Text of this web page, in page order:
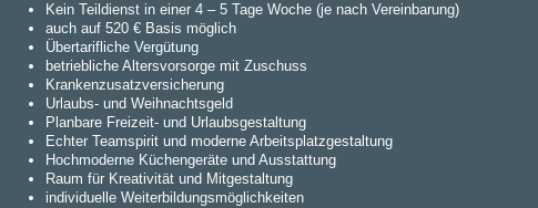
Kein Teildienst in einer 4 – 5 Tage Woche (je nach Vereinbarung)
auch auf 520 € Basis möglich
Übertarifliche Vergütung
betriebliche Altersvorsorge mit Zuschuss
Krankenzusatzversicherung
Urlaubs- und Weihnachtsgeld
Planbare Freizeit- und Urlaubsgestaltung
Echter Teamspirit und moderne Arbeitsplatzgestaltung
Hochmoderne Küchengeräte und Ausstattung
Raum für Kreativität und Mitgestaltung
individuelle Weiterbildungsmöglichkeiten